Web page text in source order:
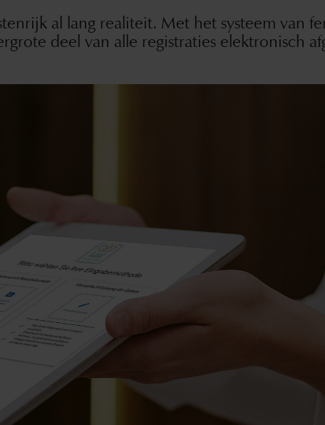
al lang realiteit. Met het systeem van
deel van alle registraties elektronisch